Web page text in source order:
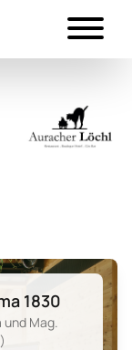
1830
und Mag.